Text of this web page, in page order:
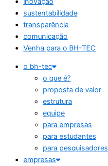
sustentabilidade
transparência
comunicação
Venha para o BH-TEC
o bh-tec
o que é?
proposta de valor
estrutura
equipe
para empresas
para estudantes
para pesquisadores
empresas